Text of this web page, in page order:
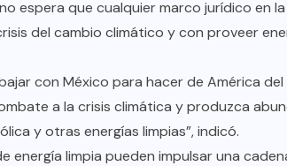
espera que cualquier marco jurídico en
del cambio climático y con proveer
con México para hacer de América
a la crisis climática y produzca
y otras energías limpias”, indicó.
energía limpia pueden impulsar una